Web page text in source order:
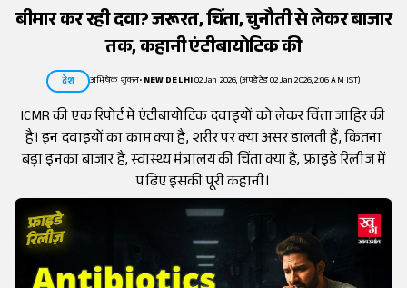
बीमार कर रही दवा? जरूरत, चिंता, चुनौती से लेकर बाजार
तक, कहानी एंटीबायोटिक की
देश अभिषेक शुक्ल•NEW DELHI02 Jan 2026, (अपडेटेड 02 Jan 2026, 2:06 AM IST)
ICMR की एक रिपोर्ट में एंटीबायोटिक दवाइयों को लेकर चिंता जाहिर की
है। इन दवाइयों का काम क्या है, शरीर पर क्या असर डालती हैं, कितना
बड़ा इनका बाजार है, स्वास्थ्य मंत्रालय की चिंता क्या है, फ्राइडे रिलीज में
पढ़िए इसकी पूरी कहानी।